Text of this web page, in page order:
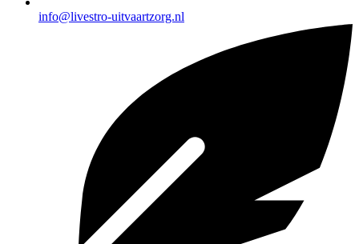
info@livestro-uitvaartzorg.nl